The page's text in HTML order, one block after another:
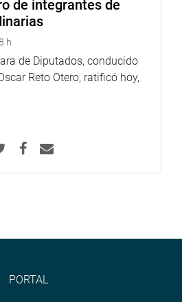
de integrantes de
h
de Diputados, conducido
Reto Otero, ratificó hoy,
PORTAL